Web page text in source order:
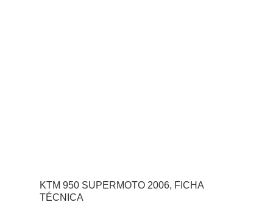
KTM 950 SUPERMOTO 2006, FICHA
TÉCNICA